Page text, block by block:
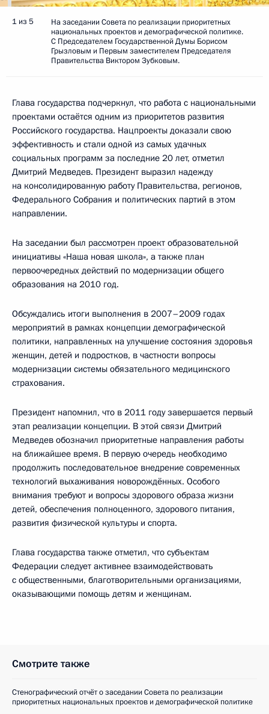
1 из 5
На заседании Совета по реализации приоритетных
национальных проектов и демографической политике.
С Председателем Государственной Думы Борисом
Грызловым и Первым заместителем Председателя
Правительства Виктором Зубковым.
Глава государства подчеркнул, что работа с национальными
проектами остаётся одним из приоритетов развития
Российского государства. Нацпроекты доказали свою
эффективность и стали одной из самых удачных
социальных программ за последние 20 лет, отметил
Дмитрий Медведев. Президент выразил надежду
на консолидированную работу Правительства, регионов,
Федерального Собрания и политических партий в этом
направлении.
На заседании был рассмотрен проект образовательной
инициативы «Наша новая школа», а также план
первоочередных действий по модернизации общего
образования на 2010 год.
Обсуждались итоги выполнения в 2007–2009 годах
мероприятий в рамках концепции демографической
политики, направленных на улучшение состояния здоровья
женщин, детей и подростков, в частности вопросы
модернизации системы обязательного медицинского
страхования.
Президент напомнил, что в 2011 году завершается первый
этап реализации концепции. В этой связи Дмитрий
Медведев обозначил приоритетные направления работы
на ближайшее время. В первую очередь необходимо
продолжить последовательное внедрение современных
технологий выхаживания новорождённых. Особого
внимания требуют и вопросы здорового образа жизни
детей, обеспечения полноценного, здорового питания,
развития физической культуры и спорта.
Глава государства также отметил, что субъектам
Федерации следует активнее взаимодействовать
с общественными, благотворительными организациями,
оказывающими помощь детям и женщинам.
Смотрите также
Стенографический отчёт о заседании Совета по реализации
приоритетных национальных проектов и демографической политике